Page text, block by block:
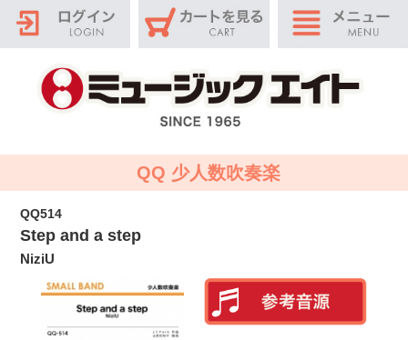
QQ 少人数吹奏楽
QQ514
Step and a step
NiziU